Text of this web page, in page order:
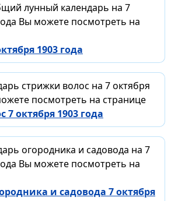
лунный календарь на 7
Вы можете посмотреть на
1903 года
стрижки волос на 7 октября
посмотреть на странице
7 октября 1903 года
огородника и садовода на 7
Вы можете посмотреть на
и садовода 7 октября